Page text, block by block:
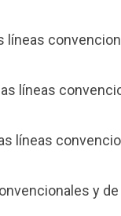
líneas
líneas
líneas
y de